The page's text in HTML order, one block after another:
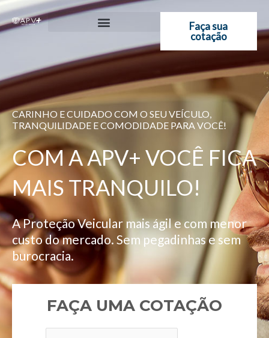
Ir
para
Faça sua
cotação
CARINHO E CUIDADO COM O SEU VEÍCULO,
TRANQUILIDADE E COMODIDADE PARA VOCÊ!
COM A APV+ VOCÊ FICA
MAIS TRANQUILO!
A Proteção Veicular mais ágil e com menor
custo do mercado. Sem pegadinhas e sem
burocracia.
FAÇA UMA COTAÇÃO